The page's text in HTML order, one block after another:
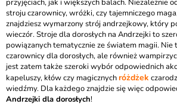
przyjęciach, jak i większych balach. Niezależnie
stroju czarownicy, wróżki, czy tajemniczego
znajdziesz wymarzony strój andrzejkowy, który
wieczór. Stroje dla dorosłych na Andrzejki to
powiązanych tematycznie ze światem magii.
czarownicy dla dorosłych, ale również
jest zatem także szeroki wybór odpowiednich
kapeluszy, kłów czy magicznychróżdżek
wiedźmy. Dla każdego znajdzie się więc
Andrzejki dla dorosłych!